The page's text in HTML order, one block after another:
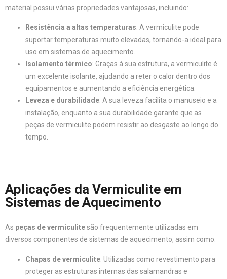
material possui várias propriedades vantajosas, incluindo:
Resistência a altas temperaturas: A vermiculite pode
suportar temperaturas muito elevadas, tornando-a ideal para
uso em sistemas de aquecimento.
Isolamento térmico: Graças à sua estrutura, a vermiculite é
um excelente isolante, ajudando a reter o calor dentro dos
equipamentos e aumentando a eficiência energética.
Leveza e durabilidade: A sua leveza facilita o manuseio e a
instalação, enquanto a sua durabilidade garante que as
peças de vermiculite podem resistir ao desgaste ao longo do
tempo.
Aplicações da Vermiculite em
Sistemas de Aquecimento
As peças de vermiculitesão frequentemente utilizadas em
diversos componentes de sistemas de aquecimento, assim como:
Chapas de vermiculite: Utilizadas como revestimento para
proteger as estruturas internas das salamandras e